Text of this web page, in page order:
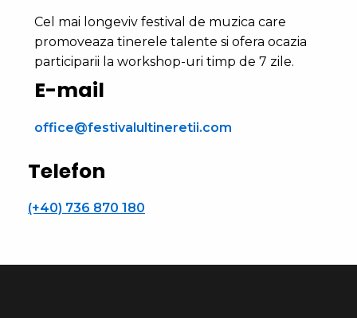
Cel mai longeviv festival de muzica care
promoveaza tinerele talente si ofera ocazia
participarii la workshop-uri timp de 7 zile.
E-mail
office@festivalultineretii.com
Telefon
(+40) 736 870 180